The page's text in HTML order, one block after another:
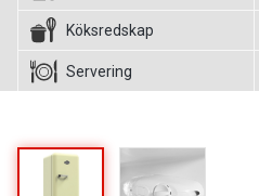
Köksredskap
Servering